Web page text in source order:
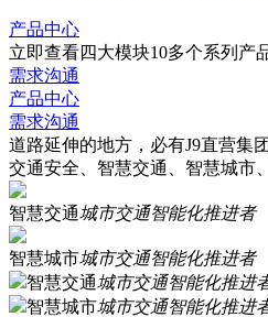
产品中心
立即查看四大模块10多个系列产
需求沟通
产品中心
需求沟通
道路延伸的地方，必有J9直营集
交通安全、智慧交通、智慧城市
智慧交通城市交通智能化推进者
智慧城市城市交通智能化推进者
智慧交通城市交通智能化推进
智慧城市城市交通智能化推进